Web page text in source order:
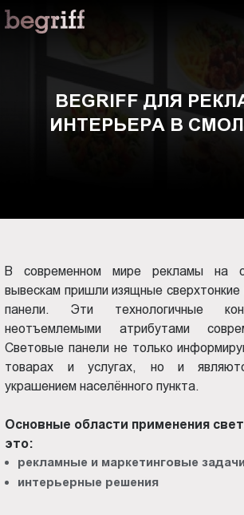
BEGRIFF
рекламы
в
BEGRIFF ДЛЯ
ИНТЕРЬЕРА В
В современном мире рекламы на
вывескам пришли изящные сверхтонкие
панели. Эти технологичные
неотъемлемыми атрибутами
Световые панели не только
товарах и услугах, но и
украшением населённого пункта.
Основные области применения
это:
рекламные и маркетинговые
интерьерные решения
ООО
"Компания
д.
707
sales@begriff.ru
+73433454747
RUB
Пн.-
Пт.:
9.00-
Сб.,
Вс.:
выходной